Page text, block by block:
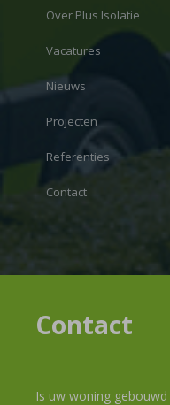
Over Plus Isolatie
Vacatures
Nieuws
Projecten
Referenties
Contact
Contact
Is uw woning